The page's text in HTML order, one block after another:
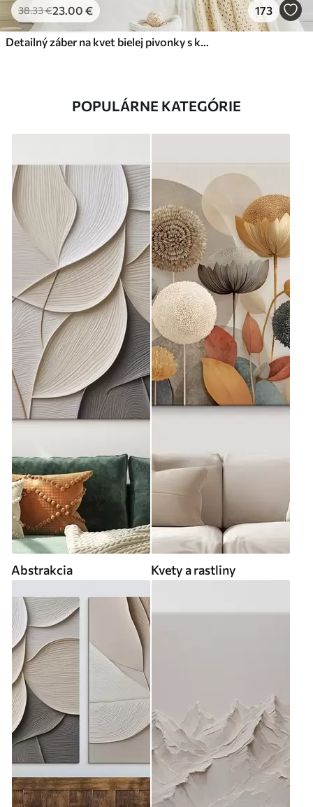
38.33€23.00 € 173
Detailný záber na kvet bielej pivonky s kvapôčkami vody na okvetných lístkoch na rozostrenom pozadí
POPULÁRNE KATEGÓRIE
Abstrakcia Kvety a rastliny